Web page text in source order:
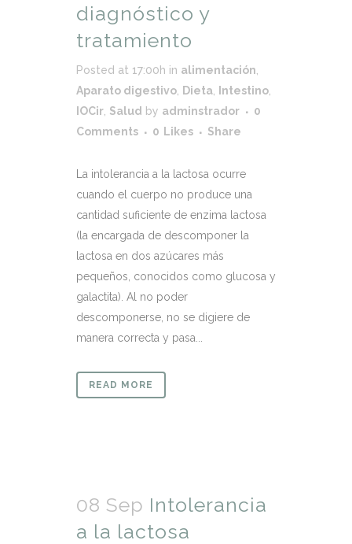
diagnóstico y
tratamiento
Posted at 17:00h in alimentación
Aparato digestivo
Dieta Intestino
IOCir Salud by adminstrador
0
Comments
0 Likes Share
La intolerancia a la lactosa ocurre
cuando el cuerpo no produce una
cantidad suficiente de enzima lactosa
(la encargada de descomponer la
lactosa en dos azúcares más
pequeños, conocidos como glucosa y
galactita). Al no poder
descomponerse, no se digiere de
manera correcta y pasa...
READ MORE
08 Sep Intolerancia
a la lactosa